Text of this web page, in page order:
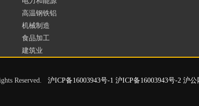
高温钢铁铝
机械制造
食品加工
建筑业
Reserved. 沪ICP备16003943号-1 沪ICP备16003943号-2 沪公